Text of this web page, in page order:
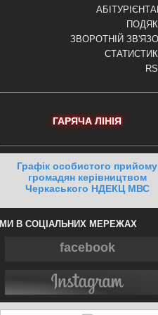
ЗВОРОТНІЙ
ГАРЯЧА ЛІНІЯ
Графік особистого прийому
громадян керівництвом
Черкаського НДЕКЦ МВС
МИ В СОЦІАЛЬНИХ МЕРЕЖАХ
facebook